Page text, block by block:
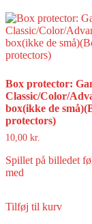
Box protector:
Classic/Color/
box(ikke de
protectors)
10,00 kr.
Spillet på billedet
med
Tilføj til kurv